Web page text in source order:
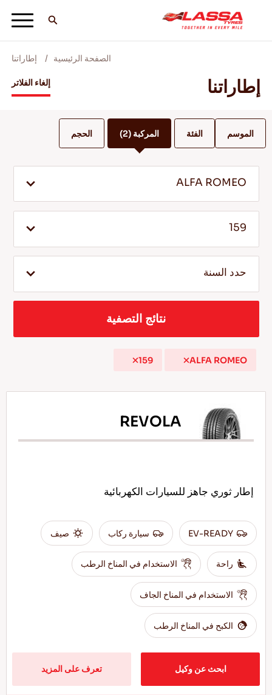
المدونات ومقاطع الفيديو
الخدمة والمساعدة
نصائح للقيادة في الثلج
اقرأ المزيد
الصفحة الرئيسية إطاراتنا
إطاراتنا إلغاء الفلاتر
الموسم الفئة المركبة (2) الحجم
ALFA ROMEO
159
حدد السنة
نتائج التصفية
ALFA ROMEO
159
REVOLA
إطار ثوري جاهز للسيارات الكهربائية
EV-READY سيارة ركاب صيف
راحة الاستخدام في المناخ الرطب
الاستخدام في المناخ الجاف
الكبح في المناخ الرطب
ابحث عن وكيل تعرف على المزيد